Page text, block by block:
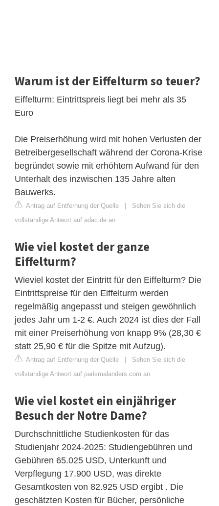
Warum ist der Eiffelturm so teuer?
Eiffelturm: Eintrittspreis liegt bei mehr als 35
Euro
Die Preiserhöhung wird mit hohen Verlusten der
Betreibergesellschaft während der Corona-Krise
begründet sowie mit erhöhtem Aufwand für den
Unterhalt des inzwischen 135 Jahre alten
Bauwerks.
Antrag auf Entfernung der Quelle | Sehen Sie sich die
vollständige Antwort auf adac.de an
Wie viel kostet der ganze
Eiffelturm?
Wieviel kostet der Eintritt für den Eiffelturm? Die
Eintrittspreise für den Eiffelturm werden
regelmäßig angepasst und steigen gewöhnlich
jedes Jahr um 1-2 €. Auch 2024 ist dies der Fall
mit einer Preiserhöhung von knapp 9% (28,30 €
statt 25,90 € für die Spitze mit Aufzug).
Antrag auf Entfernung der Quelle | Sehen Sie sich die
vollständige Antwort auf parismalanders.com an
Wie viel kostet ein einjähriger
Besuch der Notre Dame?
Durchschnittliche Studienkosten für das
Studienjahr 2024-2025: Studiengebühren und
Gebühren 65.025 USD, Unterkunft und
Verpflegung 17.900 USD, was direkte
Gesamtkosten von 82.925 USD ergibt . Die
geschätzten Kosten für Bücher, persönliche